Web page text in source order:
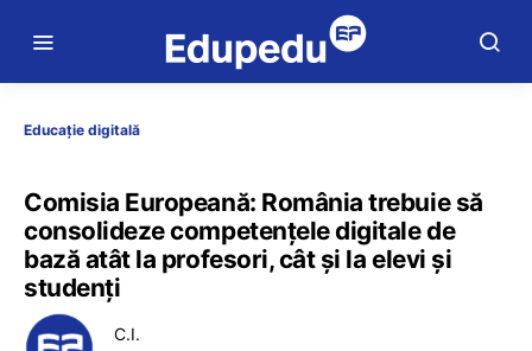
Educație digitală
Comisia Europeană: România trebuie să
consolideze competențele digitale de
bază atât la profesori, cât și la elevi și
studenți
C.I.